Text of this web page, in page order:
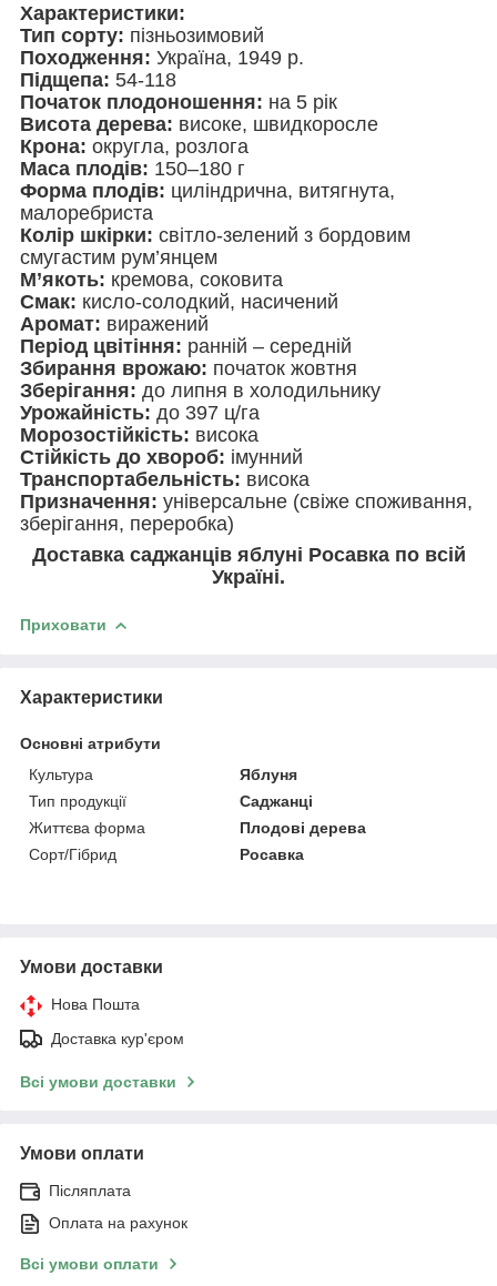
Характеристики:
Тип сорту: пізньозимовий
Походження: Україна, 1949 р.
Підщепа: 54-118
Початок плодоношення: на 5 рік
Висота дерева: високе, швидкоросле
Крона: округла, розлога
Маса плодів: 150–180 г
Форма плодів: циліндрична, витягнута,
малоребриста
Колір шкірки: світло-зелений з бордовим
смугастим рум’янцем
М’якоть: кремова, соковита
Смак: кисло-солодкий, насичений
Аромат: виражений
Період цвітіння: ранній – середній
Збирання врожаю: початок жовтня
Зберігання: до липня в холодильнику
Урожайність: до 397 ц/га
Морозостійкість: висока
Стійкість до хвороб: імунний
Транспортабельність: висока
Призначення: універсальне (свіже споживання,
зберігання, переробка)
Доставка саджанців яблуні Росавка по всій
Україні.
Приховати
Характеристики
Основні атрибути
Культура
Яблуня
Тип продукції
Саджанці
Життєва форма
Плодові дерева
Сорт/Гібрид
Росавка
Умови доставки
Нова Пошта
Доставка кур'єром
Всі умови доставки
Умови оплати
Післяплата
Оплата на рахунок
Всі умови оплати